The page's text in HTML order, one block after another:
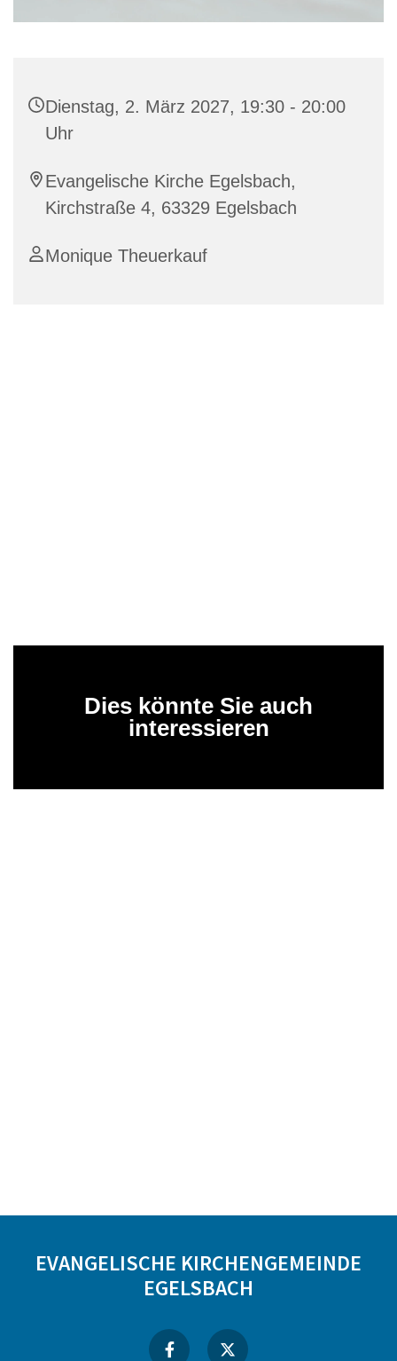
Dienstag, 2. März 2027, 19:30 - 20:00
Uhr
Evangelische Kirche Egelsbach,
Kirchstraße 4, 63329 Egelsbach
Monique Theuerkauf
Dies könnte Sie auch
interessieren
EVANGELISCHE KIRCHENGEMEINDE
EGELSBACH